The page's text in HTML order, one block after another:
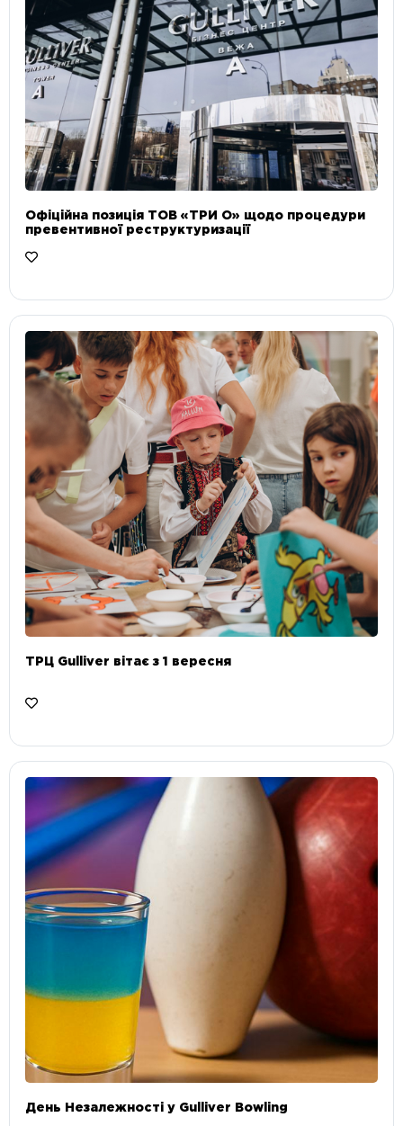
Офіційна позиція ТОВ «ТРИ О» щодо процедури
превентивної реструктуризації
ТРЦ Gulliver вітає з 1 вересня
День Незалежності у Gulliver Bowling